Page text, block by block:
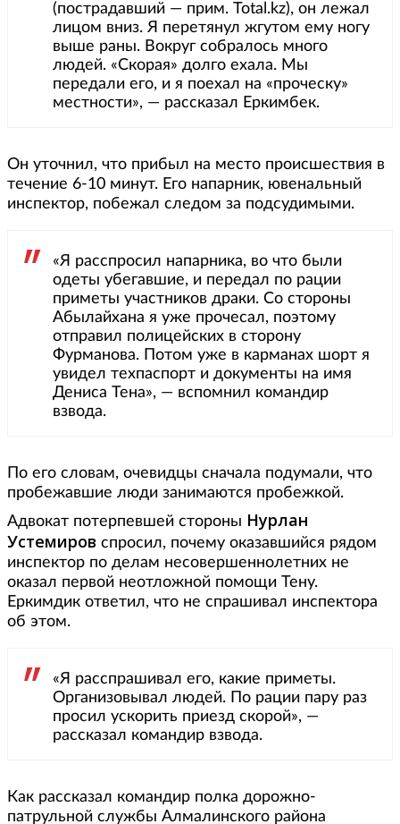
(пострадавший — прим. Total.kz), он лежал
лицом вниз. Я перетянул жгутом ему ногу
выше раны. Вокруг собралось много
людей. «Скорая» долго ехала. Мы
передали его, и я поехал на «проческу»
местности», — рассказал Еркимбек.
Он уточнил, что прибыл на место происшествия в
течение 6-10 минут. Его напарник, ювенальный
инспектор, побежал следом за подсудимыми.
«Я расспросил напарника, во что были
одеты убегавшие, и передал по рации
приметы участников драки. Со стороны
Абылайхана я уже прочесал, поэтому
отправил полицейских в сторону
Фурманова. Потом уже в карманах шорт я
увидел техпаспорт и документы на имя
Дениса Тена», — вспомнил командир
взвода.
По его словам, очевидцы сначала подумали, что
пробежавшие люди занимаются пробежкой.
Адвокат потерпевшей стороны Нурлан
Устемиров спросил, почему оказавшийся рядом
инспектор по делам несовершеннолетних не
оказал первой неотложной помощи Тену.
Еркимдик ответил, что не спрашивал инспектора
об этом.
«Я расспрашивал его, какие приметы.
Организовывал людей. По рации пару раз
просил ускорить приезд скорой», —
рассказал командир взвода.
Как рассказал командир полка дорожно-
патрульной службы Алмалинского района